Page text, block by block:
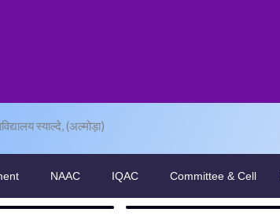
स्याल्दे, (अल्मोड़ा)
NAAC IQAC Committee & Cell